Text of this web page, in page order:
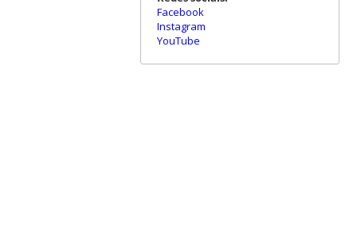
Facebook
Instagram
YouTube